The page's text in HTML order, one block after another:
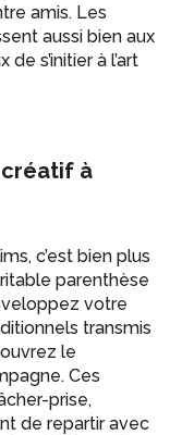
amis. Les
aussi bien aux
s’initier à l’art
à
c’est bien plus
parenthèse
votre
transmis
le
Ces
prise,
de repartir avec